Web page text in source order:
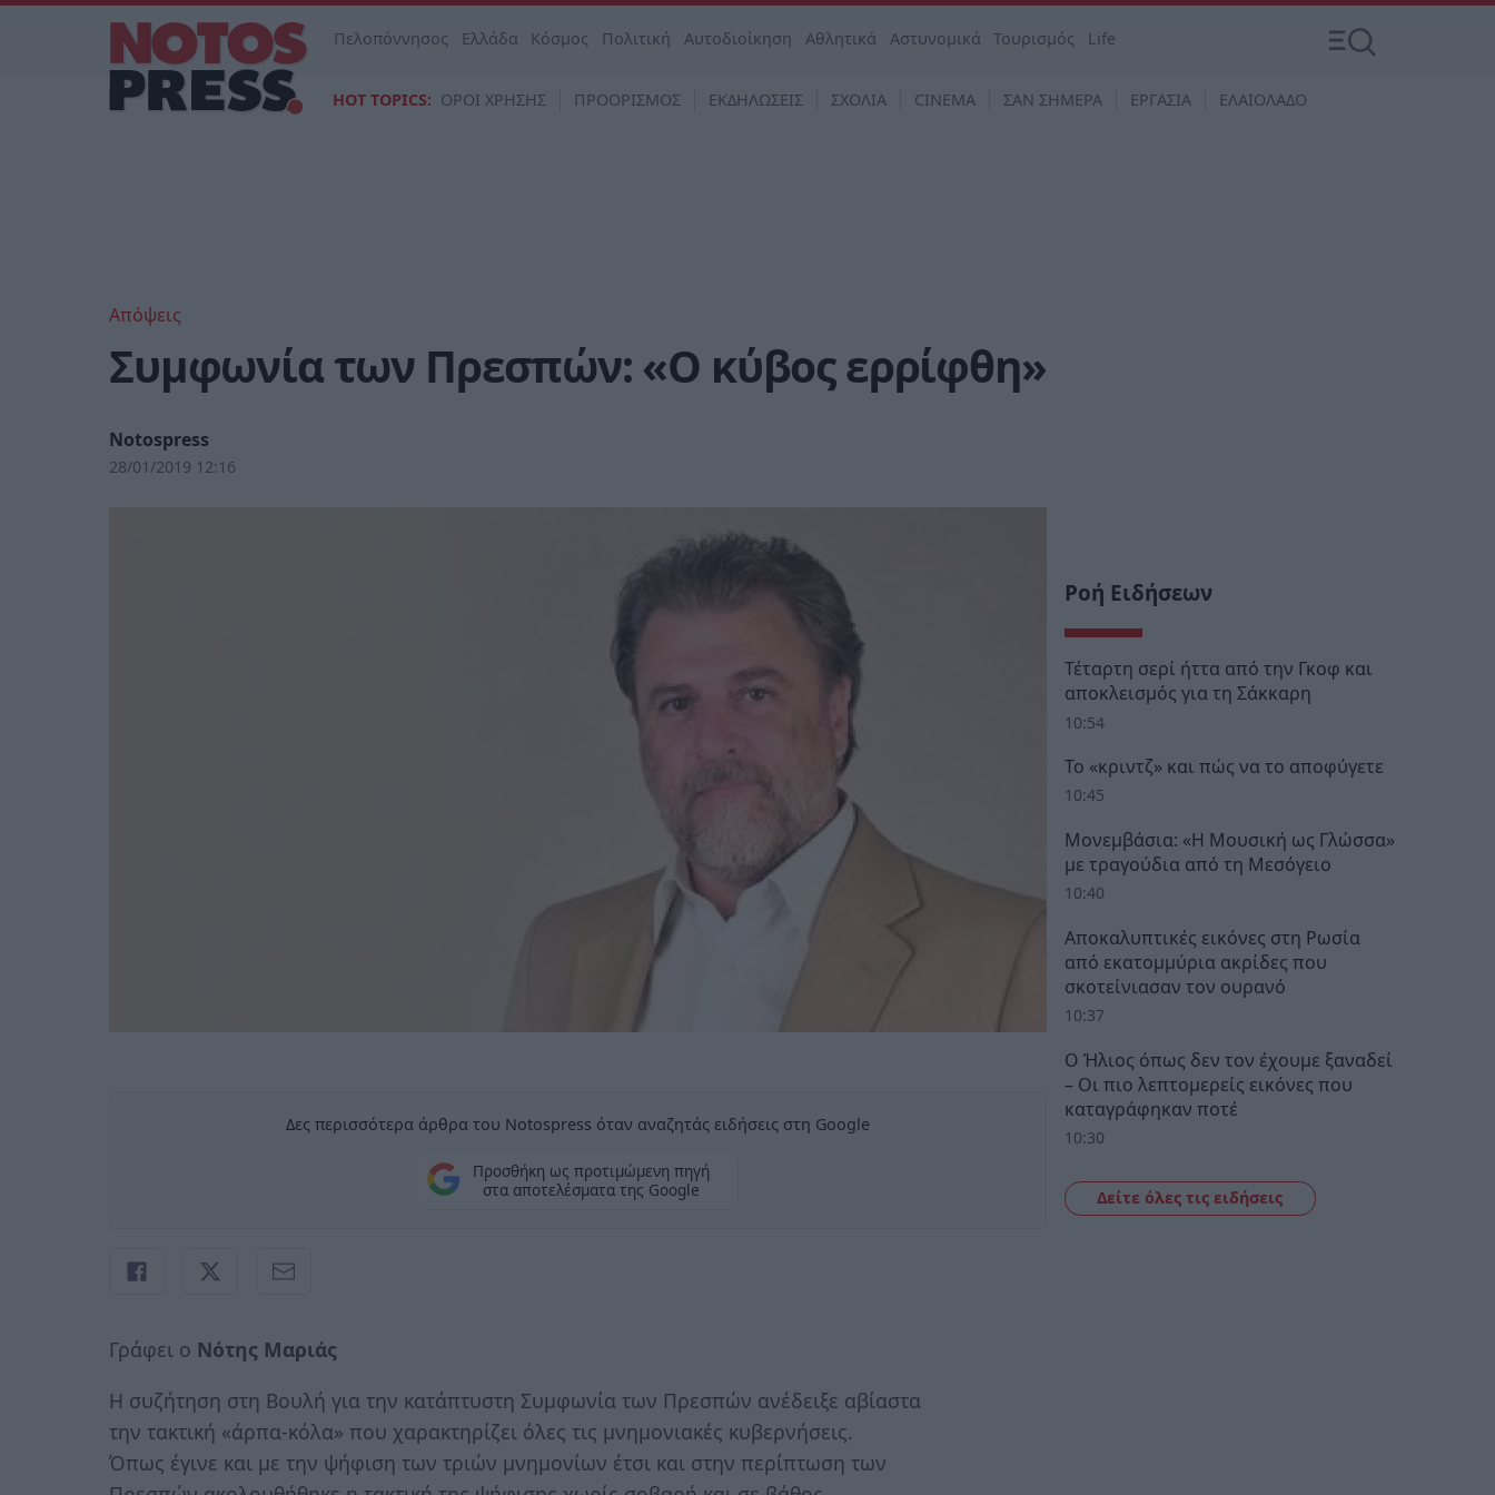
Πελοπόννησος Ελλάδα Κόσμος Πολιτική Αυτοδιοίκηση Αθλητικά Αστυνομικά Τουρισμός Life
HOT TOPICS: ΟΡΟΙ ΧΡΗΣΗΣ ΠΡΟΟΡΙΣΜΟΣ ΕΚΔΗΛΩΣΕΙΣ ΣΧΟΛΙΑ CINEMA ΣΑΝ ΣΗΜΕΡΑ ΕΡΓΑΣΙΑ ΕΛΑΙΟΛΑΔΟ
Απόψεις
Συμφωνία των Πρεσπών: «Ο κύβος ερρίφθη»
Notospress
28/01/2019 12:16
Δες περισσότερα άρθρα του Notospress όταν αναζητάς ειδήσεις στη Google
Προσθήκη ως προτιμώμενη πηγή
στα αποτελέσματα της Google
Γράφει ο Νότης Μαριάς
Η συζήτηση στη Βουλή για την κατάπτυστη Συμφωνία των Πρεσπών ανέδειξε αβίαστα
την τακτική «άρπα-κόλα» που χαρακτηρίζει όλες τις μνημονιακές κυβερνήσεις.
Όπως έγινε και με την ψήφιση των τριών μνημονίων έτσι και στην περίπτωση των
Ροή Ειδήσεων
Τέταρτη σερί ήττα από την Γκοφ και
αποκλεισμός για τη Σάκκαρη
10:54
Το «κριντζ» και πώς να το αποφύγετε
10:45
Μονεμβάσια: «Η Μουσική ως Γλώσσα»
με τραγούδια από τη Μεσόγειο
10:40
Αποκαλυπτικές εικόνες στη Ρωσία
από εκατομμύρια ακρίδες που
σκοτείνιασαν τον ουρανό
10:37
Ο Ήλιος όπως δεν τον έχουμε ξαναδεί
– Οι πιο λεπτομερείς εικόνες που
καταγράφηκαν ποτέ
10:30
Δείτε όλες τις ειδήσεις